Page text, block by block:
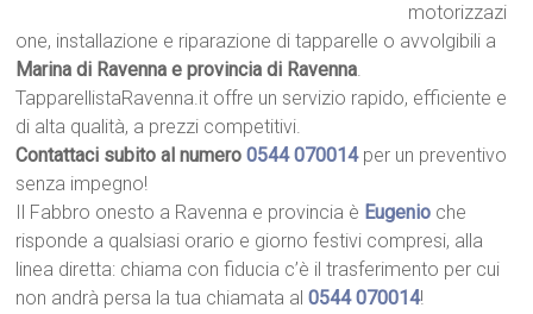
motorizzazi
one, installazione e riparazione di tapparelle o avvolgibili a
Marina di Ravenna e provincia di Ravenna.
TapparellistaRavenna.it offre un servizio rapido, efficiente e
di alta qualità, a prezzi competitivi.
Contattaci subito al numero0544 070014per un preventivo
senza impegno!
Il Fabbro onesto a Ravenna e provincia è Eugenio che
risponde a qualsiasi orario e giorno festivi compresi, alla
linea diretta: chiama con fiducia c’è il trasferimento per cui
non andrà persa la tua chiamata al0544 070014!